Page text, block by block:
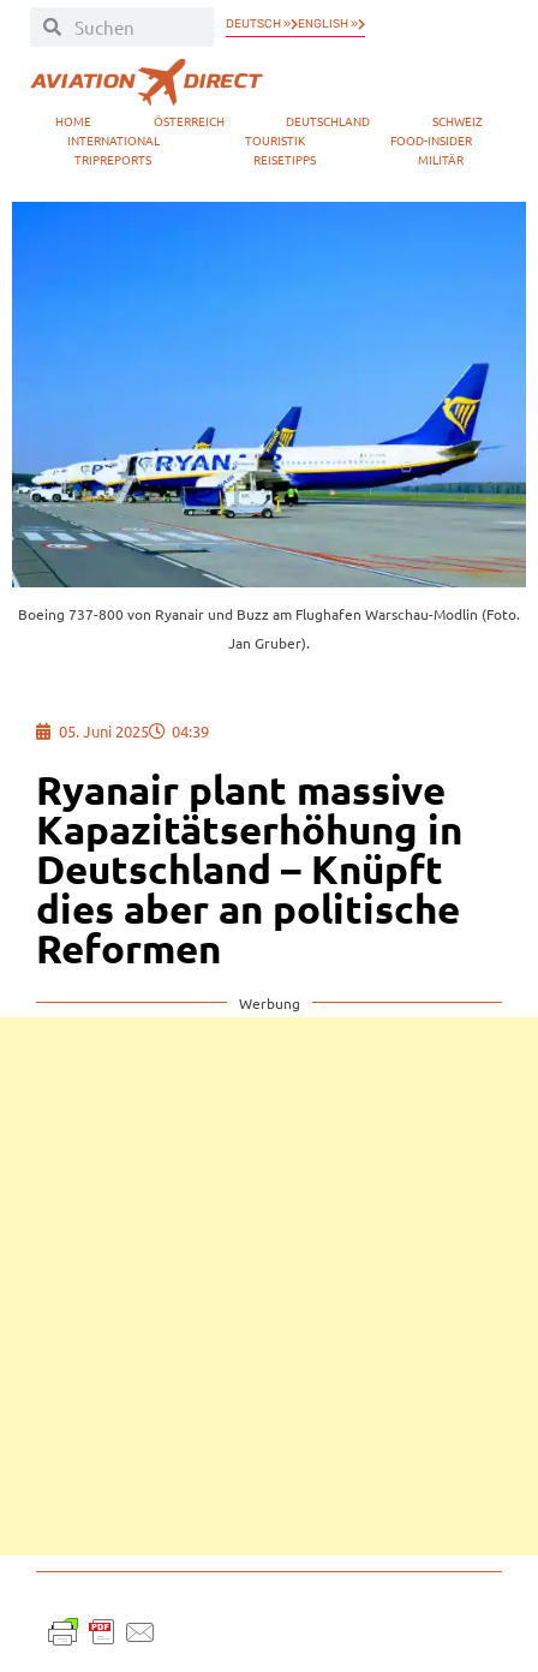
DEUTSCH » ENGLISH »
HOME ÖSTERREICH DEUTSCHLAND
SCHWEIZ
INTERNATIONAL
TOURISTIK
FOOD-INSIDER
TRIPREPORTS
REISETIPPS MILITÄR
Boeing 737-800 von Ryanair und Buzz am Flughafen Warschau-Modlin (Foto.
Jan Gruber).
05. Juni 2025 04:39
Ryanair plant massive
Kapazitätserhöhung in
Deutschland – Knüpft
dies aber an politische
Reformen
Werbung